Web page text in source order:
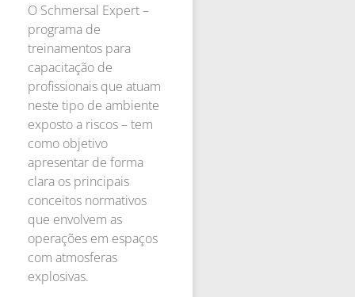
O Schmersal Expert –
programa de
treinamentos para
capacitação de
profissionais que atuam
neste tipo de ambiente
exposto a riscos – tem
como objetivo
apresentar de forma
clara os principais
conceitos normativos
que envolvem as
operações em espaços
com atmosferas
explosivas.